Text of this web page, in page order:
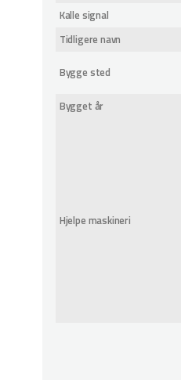
Kalle signal
Tidligere navn
Bygge sted
Bygget år
Hjelpe maskineri